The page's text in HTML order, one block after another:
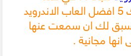
التدوينة نقترح عليك 5 افضل العاب الاندرويد
لك ان سمعت عنها
مجانية .